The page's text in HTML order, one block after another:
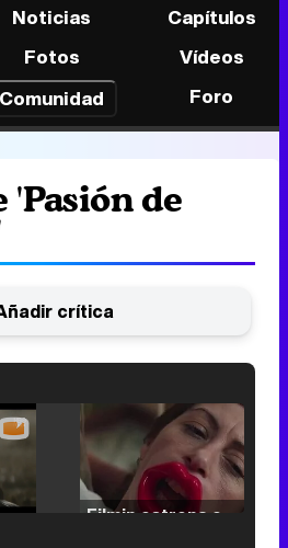
Noticias
Capítulos
Fotos
Vídeos
Comunidad Foro
'Pasión de
crítica
/